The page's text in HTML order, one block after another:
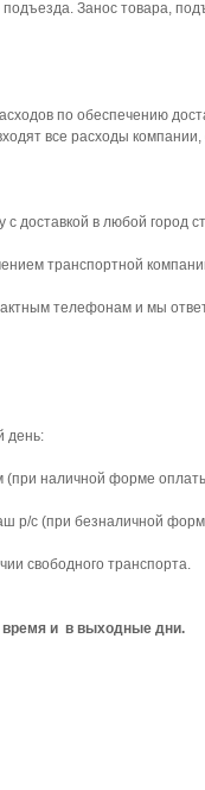
Занос товара,
по обеспечению
все расходы
с доставкой в любой город
транспортной
телефонам и мы
день:
(при наличной форме
р/с (при безналичной
свободного транспорта.
и в выходные дни.